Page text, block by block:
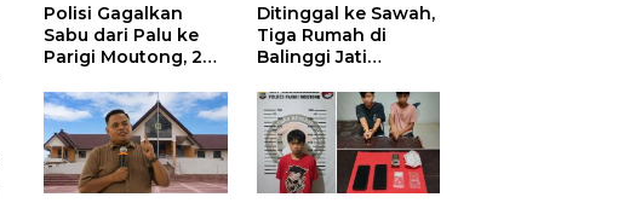
Polisi Gagalkan
Sabu dari Palu ke
Parigi Moutong, 2
Ditangkap
Ditinggal ke Sawah,
Tiga Rumah di
Balinggi Jati
Ditangkap Dini Hari